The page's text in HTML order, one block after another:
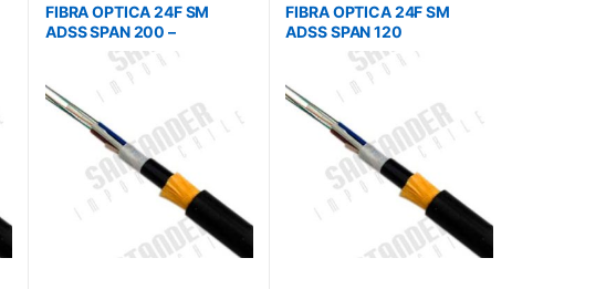
FIBRA OPTICA 24F SM
ADSS SPAN 200 –
PRYSMIAN
FIBRA OPTICA 24F SM
ADSS SPAN 120